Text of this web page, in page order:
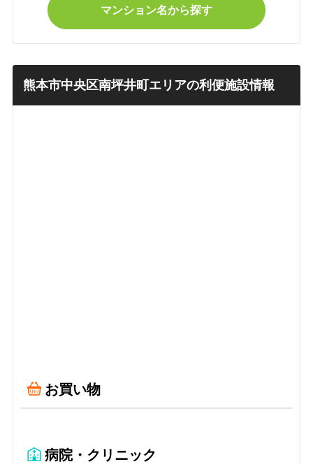
マンション名から探す
熊本市中央区南坪井町エリアの利便施設情報
お買い物
病院・クリニック